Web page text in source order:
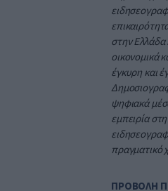
στην Ελλάδα
οικονομικά
έγκυρη και
ψηφιακά
εμπειρία
πραγματικό
ΠΡΟΒΟΛΗ